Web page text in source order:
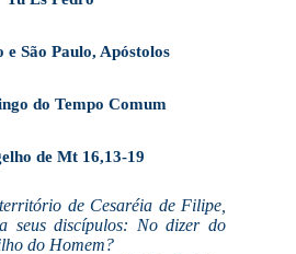
e São Paulo, Apóstolos
do Tempo Comum
de Mt 16,13-19
de Cesaréia de Filipe,
seus discípulos: No dizer do
do Homem?